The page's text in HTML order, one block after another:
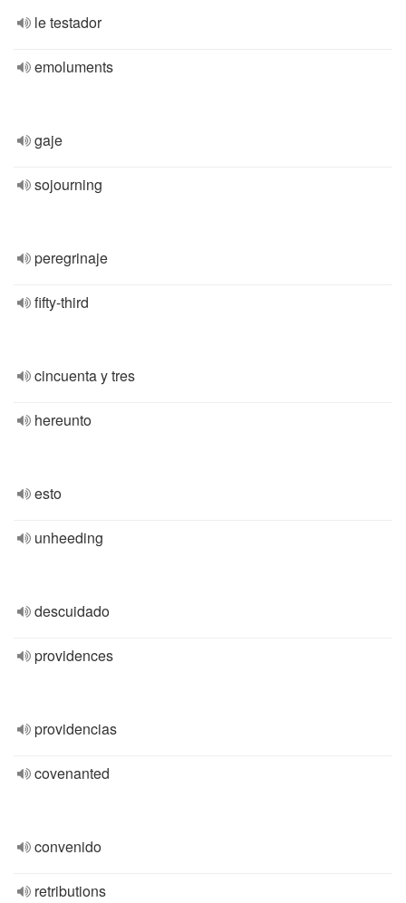
le testador
emoluments
gaje
sojourning
peregrinaje
fifty-third
cincuenta y tres
hereunto
esto
unheeding
descuidado
providences
providencias
covenanted
convenido
retributions